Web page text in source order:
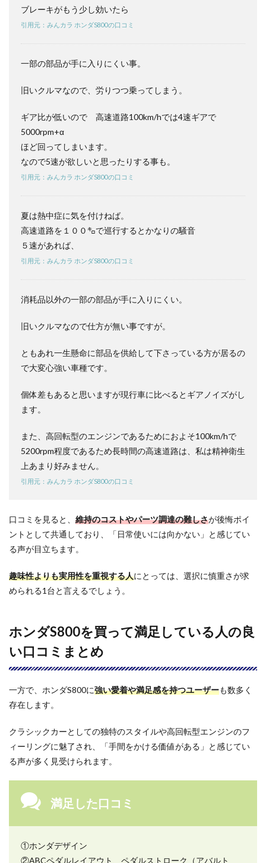
選ぶ
なら
ち？
4.3
ホ
vs 日産フ
ェアレデ
Z（S30）
を比較｜
どっち？
5
ホン
をお
めす
る人
／お
すす
めし
人
ホン
S800
のよ
くあ
問
6.1
ダ
S800
は普
段使
いに
か？
6.2
ホン
S800
持費
らい
かか
りま
す
か？
6.3
ホン
ダ
の魅
力や
み方
か？
ホン
S800
は修
ブレーキがもう少し効いたら
引用元：みんカラ ホンダS800の口コミ
一部の部品が手に入りにくい事。
旧いクルマなので、労りつつ乗ってしまう。
ギア比が低いので 高速道路100km/hでは4速ギアで
5000rpm+α
ほど回ってしまいます。
なので5速が欲しいと思ったりする事も。
引用元：みんカラ ホンダS800の口コミ
夏は熱中症に気を付けねば。
高速道路を１００㌔で巡行するとかなりの騒音
５速があれば、
引用元：みんカラ ホンダS800の口コミ
消耗品以外の一部の部品が手に入りにくい。
旧いクルマなので仕方が無い事ですが。
ともあれ一生懸命に部品を供給して下さっている方が居るの
で大変心強い車種です。
個体差もあると思いますが現行車に比べるとギアノイズがし
ます。
また、高回転型のエンジンであるためにおよそ100km/hで
5200rpm程度であるため長時間の高速道路は、私は精神衛生
上あまり好みません。
引用元：みんカラ ホンダS800の口コミ
口コミを見ると、 維持のコストやパーツ調達の難しさが後悔ポイ
ントとして共通しており、「日常使いには向かない」と感じてい
る声が目立ちます。
趣味性よりも実用性を重視する人にとっては、選択に慎重さが求
められる1台と言えるでしょう。
ホンダS800を買って満足している人の良
い口コミまとめ
一方で、ホンダS800に強い愛着や満足感を持つユーザーも数多く
存在します。
クラシックカーとしての独特のスタイルや高回転型エンジンのフ
ィーリングに魅了され、「手間をかける価値がある」と感じてい
る声が多く見受けられます。
満足した口コミ
①ホンダデザイン
②ABCペダルレイアウト、ペダルストローク（アバルト